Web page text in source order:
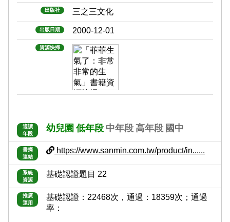
出版社 三之三文化
出版日期 2000-12-01
資源快掃
適讀
年段
幼兒園 低年段 中年段 高年段 國中
書摘
連結
https://www.sanmin.com.tw/product/in......
系統
資源
基礎認證題目 22
推廣
運用
基礎認證：22468次，通過：18359次；通過
率：